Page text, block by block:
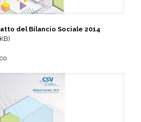
del Bilancio Sociale 2014